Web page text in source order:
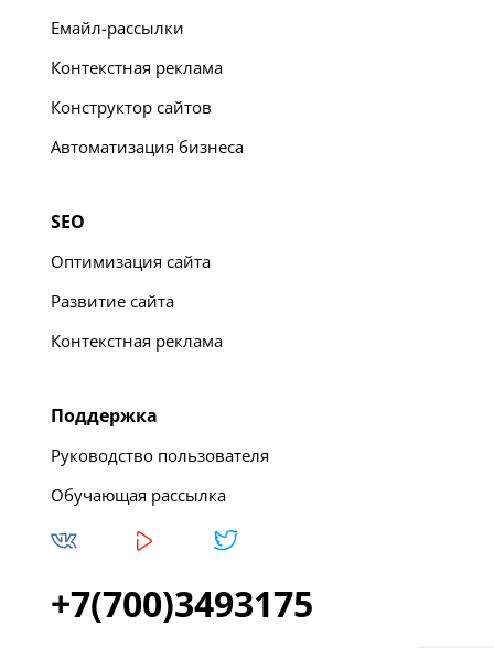
Емайл-рассылки
Контекстная реклама
Конструктор сайтов
Автоматизация бизнеса
SEO
Оптимизация сайта
Развитие сайта
Контекстная реклама
Поддержка
Руководство пользователя
Обучающая рассылка
+7(700)3493175